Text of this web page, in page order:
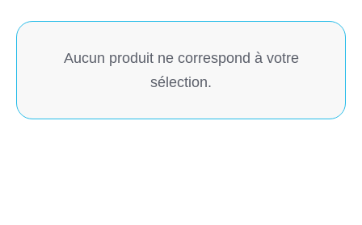
Aucun produit ne correspond à votre
sélection.